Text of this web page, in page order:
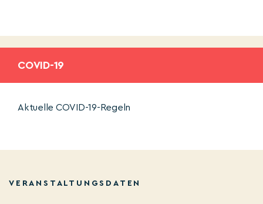
COVID-19
Aktuelle COVID-19-Regeln
VERANSTALTUNGSDATEN